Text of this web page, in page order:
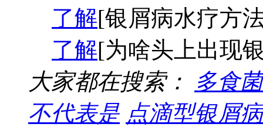
了解[银屑病水疗方
了解[为啥头上出现
大家都在搜索：
多食
不代表是 点滴型银屑